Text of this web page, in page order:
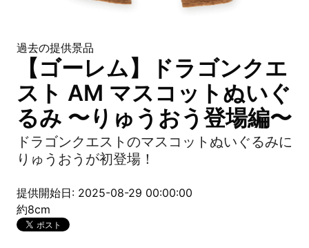
過去の提供景品
【ゴーレム】ドラゴンクエ
スト AM マスコットぬいぐ
るみ 〜りゅうおう登場編〜
ドラゴンクエストのマスコットぬいぐるみに
りゅうおうが初登場！
提供開始日: 2025-08-29 00:00:00
約8cm